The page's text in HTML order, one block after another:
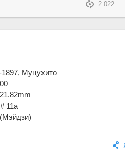
2 022
1897, Муцухито
11a